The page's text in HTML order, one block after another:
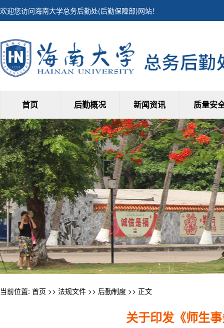
欢迎您访问海南大学总务后勤处(后勤保障部)网站！
首页 后勤概况 新闻资讯 质量安
当前位置: 首页 >> 法规文件 >> 后勤制度 >> 正文
关于印发《师生